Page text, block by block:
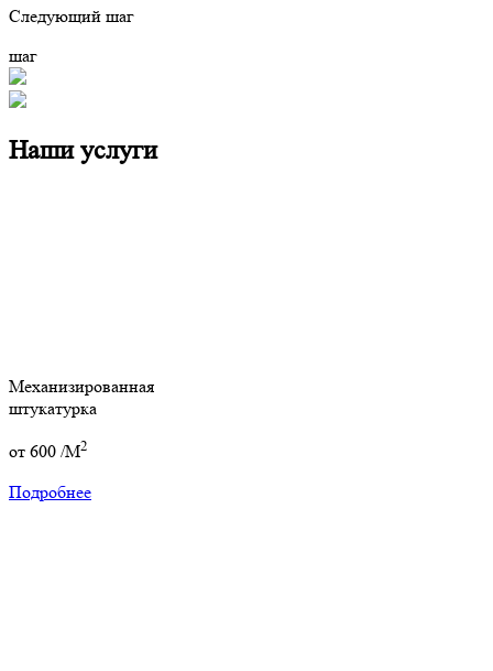
Следующий шаг
шаг
Наши услуги
Механизированная
штукатурка
от 600 /M2
Подробнее